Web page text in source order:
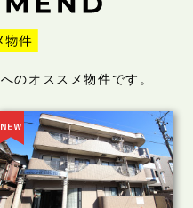
のオススメ物件です。